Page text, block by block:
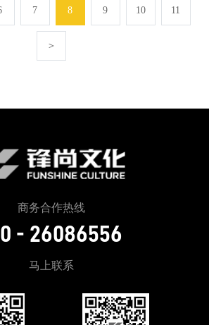
7 8 9 10 11
＞
商务合作热线
- 26086556
马上联系